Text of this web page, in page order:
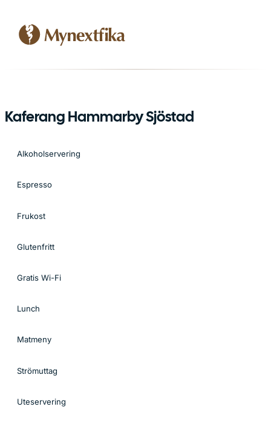
Kaferang Hammarby Sjöstad
Alkoholservering
Espresso
Frukost
Glutenfritt
Gratis Wi-Fi
Lunch
Matmeny
Strömuttag
Uteservering